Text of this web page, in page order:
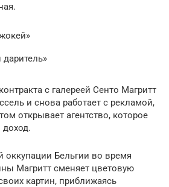
с галереей Сенто Магритт
и снова работает с рекламой,
открывает агентство, которое
оккупации Бельгии во время
Магритт сменяет цветовую
картин, приближаясь